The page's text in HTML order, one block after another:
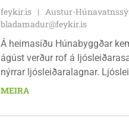
feykir.is Austur-
bladamadur@feykir.is
Á heimasíðu Húnabyggðar
ágúst verður rof á
nýrrar ljósleiðaralagnar.
fimmtudag klukkan 9:00 í
MEIRA